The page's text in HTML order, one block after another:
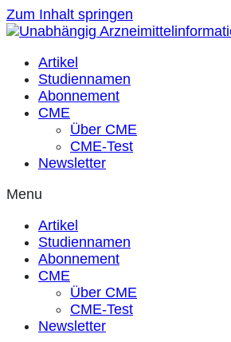
Zum Inhalt springen
Artikel
Studiennamen
Abonnement
CME
Über CME
CME-Test
Newsletter
Menu
Artikel
Studiennamen
Abonnement
CME
Über CME
CME-Test
Newsletter